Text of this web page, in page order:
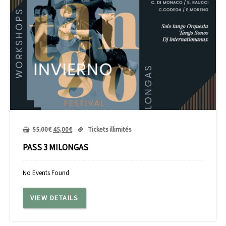
55,00€ 45,00€ Tickets illimités
PASS 3 MILONGAS
No Events Found
VIEW DETAILS